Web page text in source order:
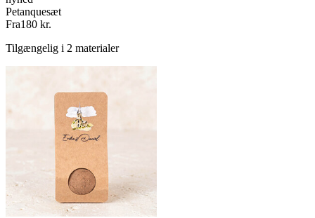
Petanquesæt
Fra180 kr.
Tilgængelig i 2 materialer